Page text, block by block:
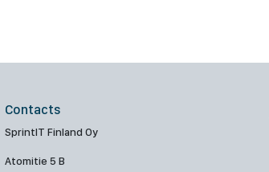
Contacts
SprintIT Finland Oy
Atomitie 5 B